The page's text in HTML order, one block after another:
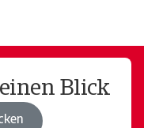
Blick